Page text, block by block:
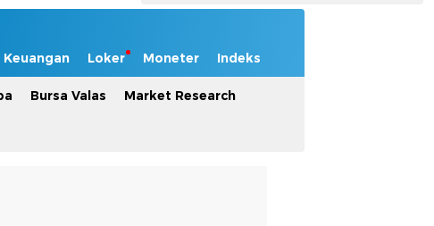
Keuangan Loker Moneter Indeks
Bursa Valas Market Research